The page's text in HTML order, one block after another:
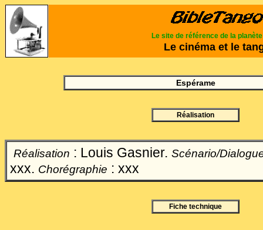
Le site de référence de la planète
Le cinéma et le
Espérame
Réalisation
Réalisation : Louis Gasnier. Scénario/
xxx. Chorégraphie : xxx
Fiche technique